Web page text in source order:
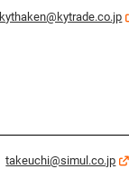
kythaken@kytrade.co.jp
takeuchi@simul.co.jp